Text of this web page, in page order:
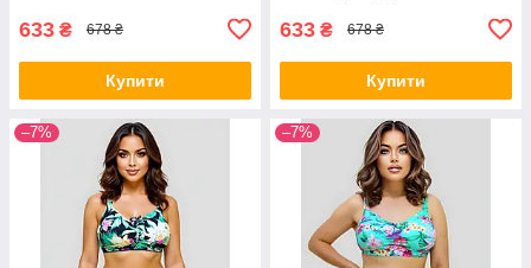
633 ₴ 678 ₴
Купити
633 ₴ 678 ₴
Купити
–7% –7%